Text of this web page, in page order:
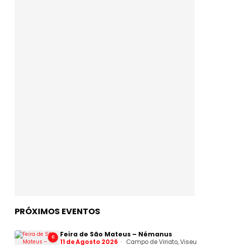
PRÓXIMOS EVENTOS
C Feira de São Mateus – Némanus
11 de Agosto 2026 Campo de Viriato, Viseu